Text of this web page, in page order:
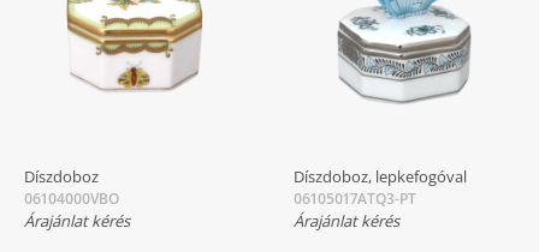
Díszdoboz
06104000VBO
Árajánlat kérés
Díszdoboz, lepkefogóval
06105017ATQ3-PT
Árajánlat kérés